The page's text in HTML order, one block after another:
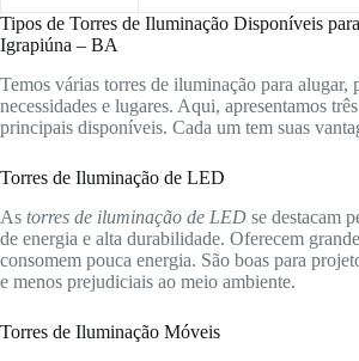
Tipos de Torres de Iluminação Disponíveis
Igrapiúna – BA
Temos várias torres de iluminação para alugar,
necessidades e lugares. Aqui, apresentamos
principais disponíveis. Cada um tem suas
Torres de Iluminação de LED
As torres de iluminação de LED se destacam
de energia e alta durabilidade. Oferecem
consomem pouca energia. São boas para
e menos prejudiciais ao meio ambiente.
Torres de Iluminação Móveis